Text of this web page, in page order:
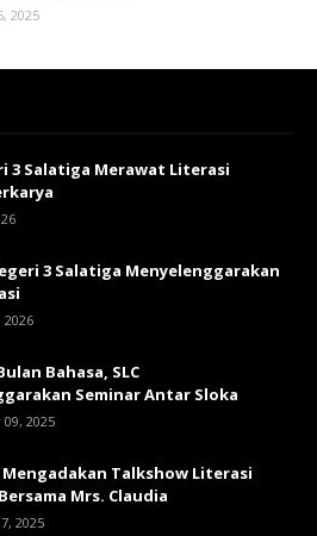
2025
3 Salatiga Merawat Literasi
3 Salatiga Menyelenggarakan
2026
Bahasa, SLC
Seminar Antar Sloka
2025
Mengadakan Talkshow Literasi
Mrs. Claudia
2025